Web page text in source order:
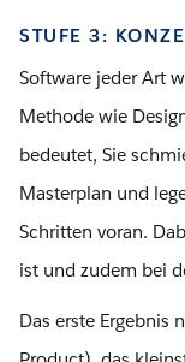
STUFE 3:
Software jeder Art
Methode wie
bedeutet, Sie
Masterplan und
Schritten voran.
ist und zudem bei
Das erste